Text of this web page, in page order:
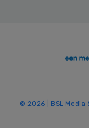
© 2026 | BSL Media